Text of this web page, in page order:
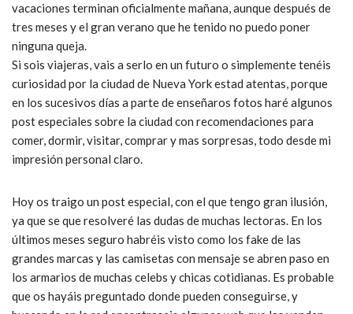
vacaciones terminan oficialmente mañana, aunque después de
tres meses y el gran verano que he tenido no puedo poner
ninguna queja.
Si sois viajeras, vais a serlo en un futuro o simplemente tenéis
curiosidad por la ciudad de Nueva York estad atentas, porque
en los sucesivos días a parte de enseñaros fotos haré algunos
post especiales sobre la ciudad con recomendaciones para
comer, dormir, visitar, comprar y mas sorpresas, todo desde mi
impresión personal claro.
Hoy os traigo un post especial, con el que tengo gran ilusión,
ya que se que resolveré las dudas de muchas lectoras. En los
últimos meses seguro habréis visto como los fake de las
grandes marcas y las camisetas con mensaje se abren paso en
los armarios de muchas celebs y chicas cotidianas. Es probable
que os hayáis preguntado donde pueden conseguirse, y